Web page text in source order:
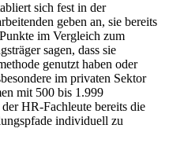
sich fest in der
geben an, sie bereits
im Vergleich zum
sagen, dass sie
genutzt haben oder
im privaten Sektor
mit 500 bis 1.999
HR-Fachleute bereits die
individuell zu